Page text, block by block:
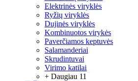
Elektrinės viryklės
Ryžių viryklės
Dujinės viryklės
Kombinuotos virykės
Paverčiamos keptuvės
Salamanderiai
Skrudintuvai
Virimo katilai
+ Daugiau 11